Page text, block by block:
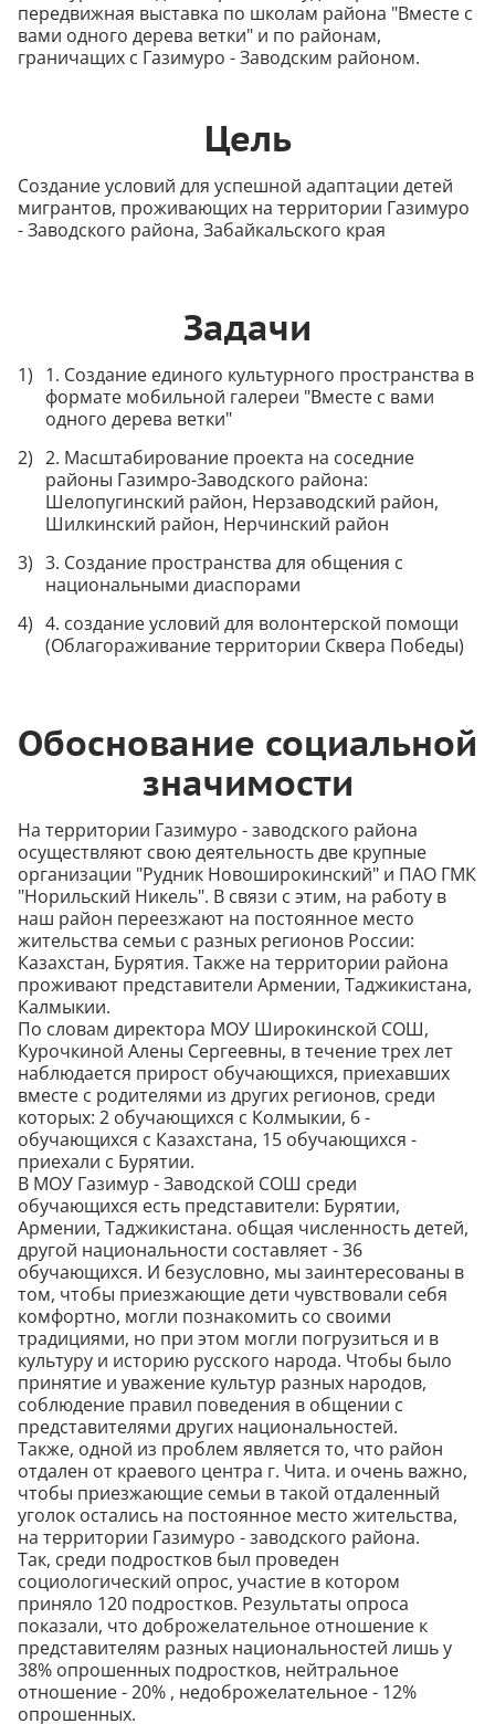
передвижная выставка по школам района "Вместе с
вами одного дерева ветки" и по районам,
граничащих с Газимуро - Заводским районом.
Цель
Создание условий для успешной адаптации детей
мигрантов, проживающих на территории Газимуро
- Заводского района, Забайкальского края
Задачи
1. Создание единого культурного пространства в
формате мобильной галереи "Вместе с вами
одного дерева ветки"
2. Масштабирование проекта на соседние
районы Газимро-Заводского района:
Шелопугинский район, Нерзаводский район,
Шилкинский район, Нерчинский район
3. Создание пространства для общения с
национальными диаспорами
4. создание условий для волонтерской помощи
(Облагораживание территории Сквера Победы)
Обоснование социальной
значимости
На территории Газимуро - заводского района
осуществляют свою деятельность две крупные
организации "Рудник Новоширокинский" и ПАО ГМК
"Норильский Никель". В связи с этим, на работу в
наш район переезжают на постоянное место
жительства семьи с разных регионов России:
Казахстан, Бурятия. Также на территории района
проживают представители Армении, Таджикистана,
Калмыкии.
По словам директора МОУ Широкинской СОШ,
Курочкиной Алены Сергеевны, в течение трех лет
наблюдается прирост обучающихся, приехавших
вместе с родителями из других регионов, среди
которых: 2 обучающихся с Колмыкии, 6 -
обучающихся с Казахстана, 15 обучающихся -
приехали с Бурятии.
В МОУ Газимур - Заводской СОШ среди
обучающихся есть представители: Бурятии,
Армении, Таджикистана. общая численность детей,
другой национальности составляет - 36
обучающихся. И безусловно, мы заинтересованы в
том, чтобы приезжающие дети чувствовали себя
комфортно, могли познакомить со своими
традициями, но при этом могли погрузиться и в
культуру и историю русского народа. Чтобы было
принятие и уважение культур разных народов,
соблюдение правил поведения в общении с
представителями других национальностей.
Также, одной из проблем является то, что район
отдален от краевого центра г. Чита. и очень важно,
чтобы приезжающие семьи в такой отдаленный
уголок остались на постоянное место жительства,
на территории Газимуро - заводского района.
Так, среди подростков был проведен
социологический опрос, участие в котором
приняло 120 подростков. Результаты опроса
показали, что доброжелательное отношение к
представителям разных национальностей лишь у
38% опрошенных подростков, нейтральное
отношение - 20% , недоброжелательное - 12%
опрошенных.